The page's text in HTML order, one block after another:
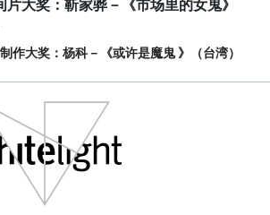
片大奖：靳家骅－《市场里的女鬼》
作大奖：杨科－《或许是魔鬼 》（台湾）